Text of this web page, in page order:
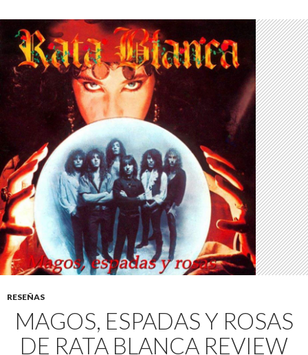
RESEÑAS
MAGOS, ESPADAS Y ROSAS
DE RATA BLANCA REVIEW